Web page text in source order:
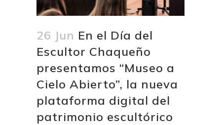
26 Jun En el Día del
Escultor Chaqueño
presentamos “Museo a
Cielo Abierto”, la nueva
plataforma digital del
patrimonio escultórico